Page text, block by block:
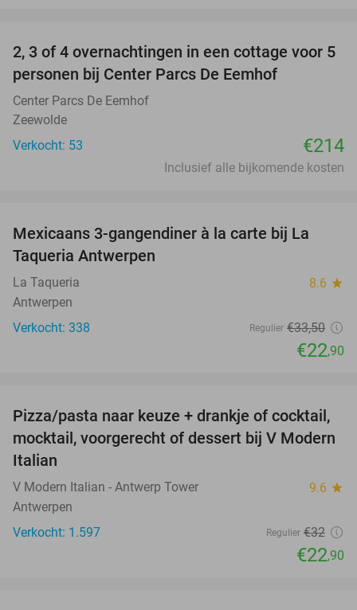
2, 3 of 4 overnachtingen in een cottage voor 5
personen bij Center Parcs De Eemhof
Center Parcs De Eemhof
Zeewolde
Verkocht: 53
€214
Inclusief alle bijkomende kosten
32%
Mexicaans 3-gangendiner à la carte bij La
Taqueria Antwerpen
La Taqueria 8.6 star
Antwerpen
Verkocht: 338
Regulier €33,50
€22,90
28%
Pizza/pasta naar keuze + drankje of cocktail,
mocktail, voorgerecht of dessert bij V Modern
Italian
V Modern Italian - Antwerp Tower 9.6 star
Antwerpen
Verkocht: 1.597
Regulier €32
€22,90